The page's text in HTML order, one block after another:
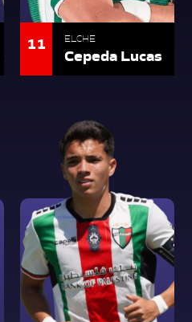
11 ELCHE
Cepeda Lucas